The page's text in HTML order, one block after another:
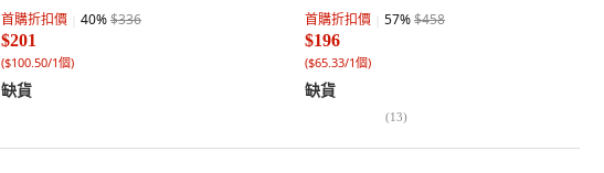
首購折扣價 40%$336
$201
($100.50/1個)
缺貨
首購折扣價 57%$458
$196
($65.33/1個)
缺貨
(13)